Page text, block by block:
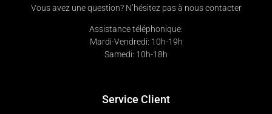
Vous avez une question? N’hésitez pas à nous contacter
Assistance téléphonique:
Mardi-Vendredi: 10h-19h
Samedi: 10h-18h
Service Client